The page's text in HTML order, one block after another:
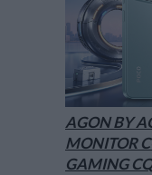
AGON BY
MONITOR
GAMING